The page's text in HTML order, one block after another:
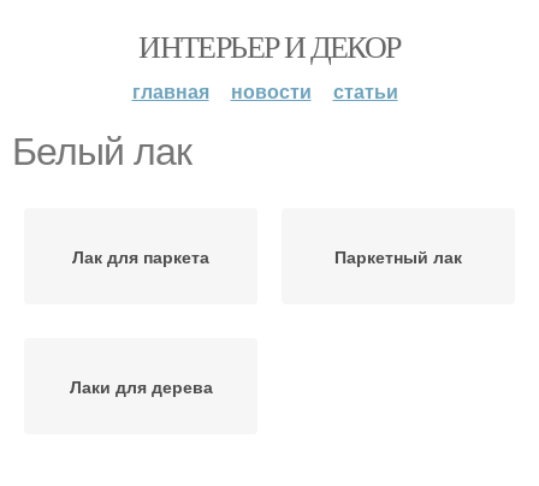
ИНТЕРЬЕР И ДЕКОР
главная новости статьи
Белый лак
Лак для паркета Паркетный лак
Лаки для дерева